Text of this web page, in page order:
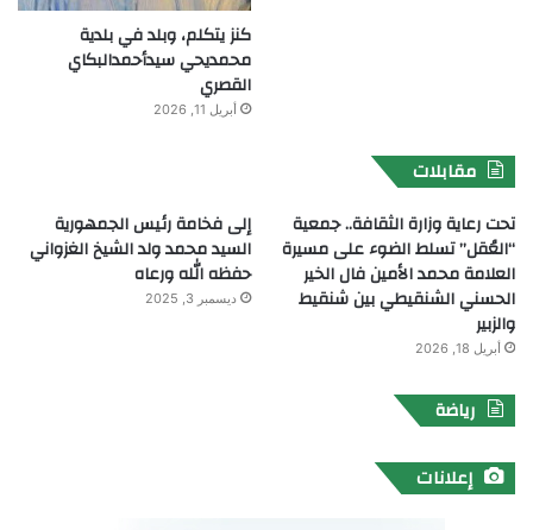
كنز يتكلم، وبلد في بلدية
محمديحي سيدأحمدالبكاي
القصري
أبريل 11, 2026
مقابلات
تحت رعاية وزارة الثقافة.. جمعية
“العُقل” تسلط الضوء على مسيرة
العلامة محمد الأمين فال الخير
الحسني الشنقيطي بين شنقيط
والزبير
أبريل 18, 2026
إلى فخامة رئيس الجمهورية
السيد محمد ولد الشيخ الغزواني
حفظه الله ورعاه
ديسمبر 3, 2025
رياضة
إعلانات